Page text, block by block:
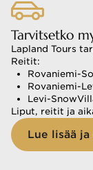
Tarvitsetko
Lapland Tours
Reitit:
Rovaniemi-
Rovaniemi-
Levi-
Liput, reitit ja
Lue lisää